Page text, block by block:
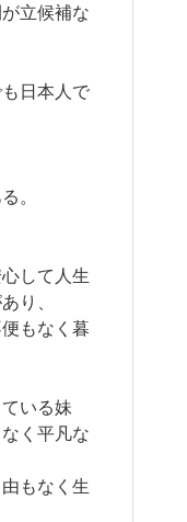
立候補な
日本人で
。
して人生
り、
もなく暮
いる妹
く平凡な
もなく生